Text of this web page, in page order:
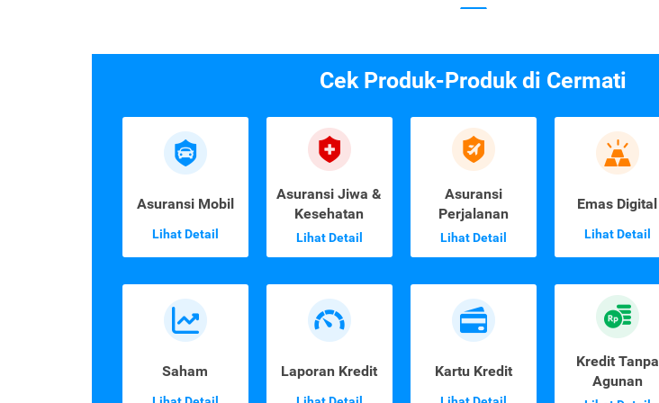
Cek Produk-Produk di Cermati
Asuransi Mobil
Lihat Detail
Asuransi Jiwa &
Kesehatan
Lihat Detail
Asuransi
Perjalanan
Lihat Detail
Emas Digital
Lihat Detail
Saham Laporan Kredit Kartu Kredit
Kredit Tanpa
Agunan